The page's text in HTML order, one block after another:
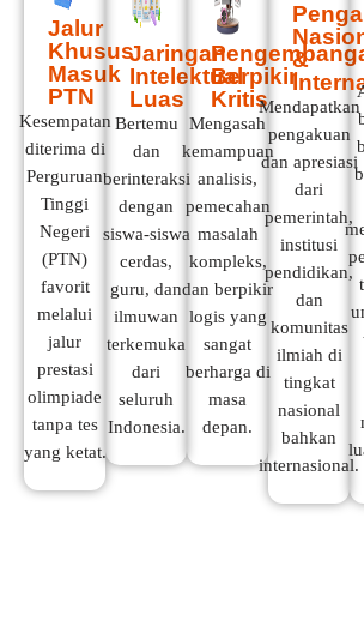
Jalur
Khusus
Masuk
PTN
Kesempatan
diterima di
Perguruan
Tinggi
Negeri
(PTN)
favorit
melalui
jalur
prestasi
olimpiade
tanpa tes
yang ketat.
Jaringan
Intelektual
Luas
Bertemu
dan
berinteraksi
dengan
siswa-siswa
cerdas,
guru, dan
ilmuwan
terkemuka
dari
seluruh
Indonesia.
Berpikir
Kritis
Mengasah
kemampuan
analisis,
pemecahan
masalah
kompleks,
dan berpikir
logis yang
sangat
berharga di
masa
depan.
&
Mendapatkan
pengakuan
dan apresiasi
dari
pemerintah,
institusi
pendidikan,
dan
komunitas
ilmiah di
tingkat
nasional
bahkan
internasional.